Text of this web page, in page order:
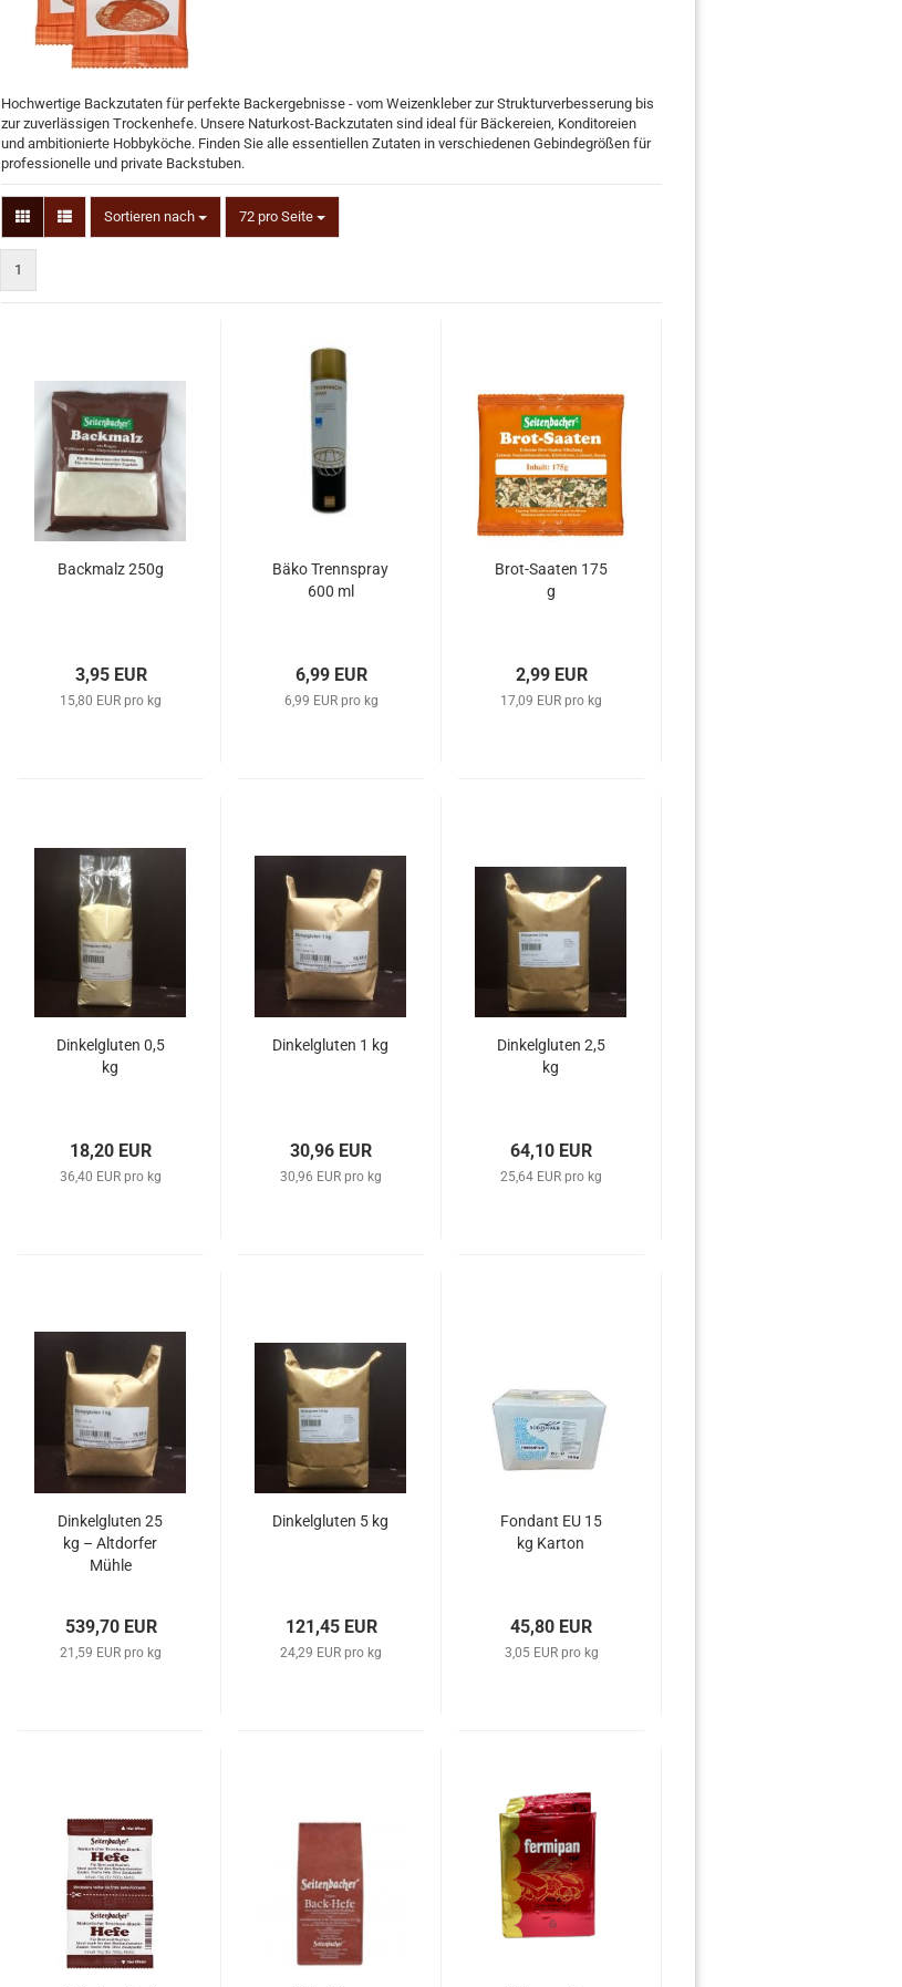
Hochwertige Backzutaten für perfekte Backergebnisse - vom Weizenkleber zur Strukturverbesserung bis
zur zuverlässigen Trockenhefe. Unsere Naturkost-Backzutaten sind ideal für Bäckereien, Konditoreien
und ambitionierte Hobbyköche. Finden Sie alle essentiellen Zutaten in verschiedenen Gebindegrößen für
professionelle und private Backstuben.
Sortieren nach 72 pro Seite
1
Backmalz 250g
3,95 EUR
15,80 EUR pro kg
Bäko Trennspray
600 ml
6,99 EUR
6,99 EUR pro kg
Brot-Saaten 175
g
2,99 EUR
17,09 EUR pro kg
Dinkelgluten 0,5
kg
18,20 EUR
36,40 EUR pro kg
Dinkelgluten 1 kg
30,96 EUR
30,96 EUR pro kg
Dinkelgluten 2,5
kg
64,10 EUR
25,64 EUR pro kg
Dinkelgluten 25
kg – Altdorfer
Mühle
539,70 EUR
21,59 EUR pro kg
Dinkelgluten 5 kg
121,45 EUR
24,29 EUR pro kg
Fondant EU 15
kg Karton
45,80 EUR
3,05 EUR pro kg